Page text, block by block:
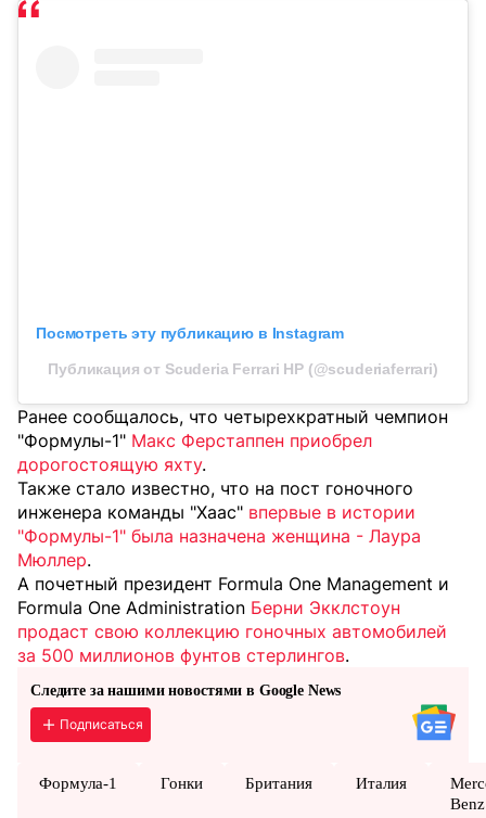
Посмотреть эту публикацию в Instagram
Публикация от Scuderia Ferrari HP (@scuderiaferrari)
Ранее сообщалось, что четырехкратный чемпион
"Формулы-1" Макс Ферстаппен приобрел
дорогостоящую яхту.
Также стало известно, что на пост гоночного
инженера команды "Хаас" впервые в истории
"Формулы-1" была назначена женщина - Лаура
Мюллер.
А почетный президент Formula One Management и
Formula One Administration Берни Экклстоун
продаст свою коллекцию гоночных автомобилей
за 500 миллионов фунтов стерлингов.
Следите за нашими новостями в Google News
Подписаться
Формула-1 Гонки Британия Италия
Benz